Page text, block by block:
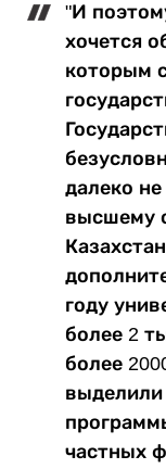
"И
хочется
которым
далеко
высшему
году
более 2
более
частных